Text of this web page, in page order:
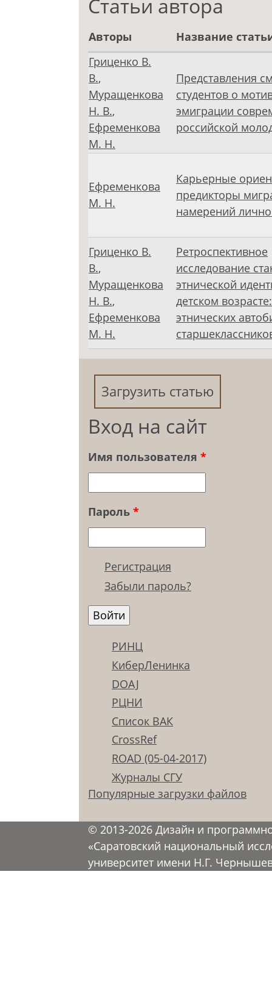
Статьи автора
Авторы
Название
Гриценко В.
В.,
Муращенкова
Н. В.,
Ефременкова
М. Н.
Представления
студентов о
эмиграции
российской
Ефременкова
М. Н.
Карьерные
предикторы
намерений
Гриценко В.
В.,
Муращенкова
Н. В.,
Ефременкова
М. Н.
Ретроспективное
исследование
этнической
детском
этнических
Загрузить статью
Вход на сайт
Имя пользователя *
Пароль *
Регистрация
Забыли пароль?
РИНЦ
КиберЛенинка
DOAJ
РЦНИ
Список ВАК
CrossRef
ROAD (05-04-2017)
Журналы СГУ
Популярные загрузки файлов
© 2013-2026 Дизайн и
«Саратовский национальный
университет имени Н.Г.